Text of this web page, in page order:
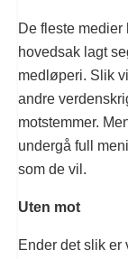
De fleste medier
hovedsak lagt
medløperi. Slik
andre
motstemmer.
undergå full
som de vil.
Uten mot
Ender det slik er